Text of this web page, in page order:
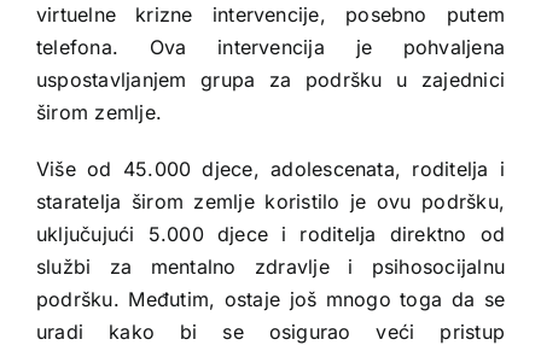
virtuelne krizne intervencije, posebno putem
telefona. Ova intervencija je pohvaljena
uspostavljanjem grupa za podršku u zajednici
širom zemlje.
Više od 45.000 djece, adolescenata, roditelja i
staratelja širom zemlje koristilo je ovu podršku,
uključujući 5.000 djece i roditelja direktno od
službi za mentalno zdravlje i psihosocijalnu
podršku. Međutim, ostaje još mnogo toga da se
uradi kako bi se osigurao veći pristup